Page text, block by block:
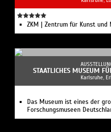
ZKM | Zentrum für Kunst und
STAATLICHES MUSEUM
Karlsruhe,
Das Museum ist eines der
Forschungsmuseen